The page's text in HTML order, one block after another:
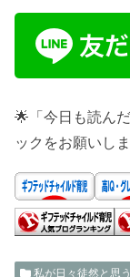
🌟「今日も読ん
ックをお願いし
私が日々徒然と思